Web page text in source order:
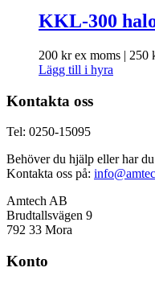
KKL-300
200 krex moms | 250
Lägg till i hyra
Kontakta oss
Tel: 0250-15095
Behöver du hjälp eller har
Kontakta oss på:
Amtech AB
Brudtallsvägen 9
792 33 Mora
Konto